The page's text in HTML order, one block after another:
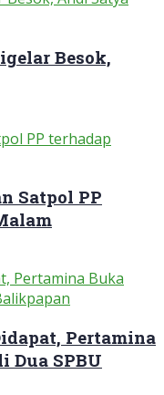
Besok,
Satpol PP
Pertamina
Dua SPBU